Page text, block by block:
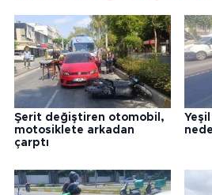
Şerit değiştiren otomobil,
motosiklete arkadan
çarptı
Yeşil
Gaziantep FK - Alanyaspor
16 Ağustos, Pazar
Başakşehir - Kocaelispor
Beşiktaş - Eyüpspor
Amed - Erzurumspor FK
17 Ağustos, Pazartesi